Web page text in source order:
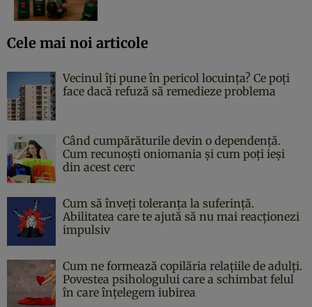
Cele mai noi articole
Vecinul îți pune în pericol locuința? Ce poți
face dacă refuză să remedieze problema
Când cumpărăturile devin o dependență.
Cum recunoști oniomania și cum poți ieși
din acest cerc
Cum să înveți toleranța la suferință.
Abilitatea care te ajută să nu mai reacționezi
impulsiv
Cum ne formează copilăria relațiile de adulți.
Povestea psihologului care a schimbat felul
în care înțelegem iubirea